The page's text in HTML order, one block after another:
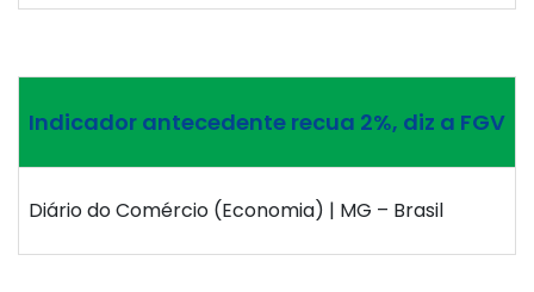
Indicador antecedente recua 2%, diz a FGV
Diário do Comércio (Economia) | MG – Brasil